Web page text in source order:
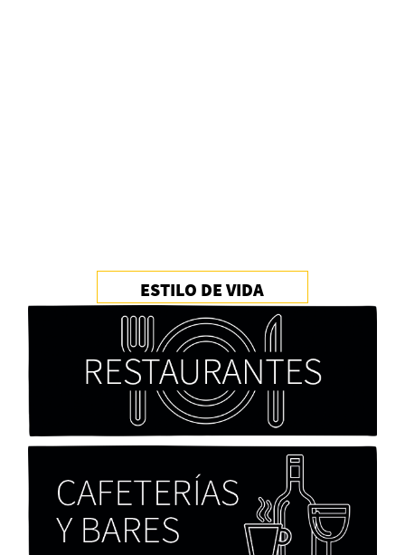
Cocaína Negra de Cristóbal Valenzuela Berríos
Paloma Pulisci
ESTILO DE VIDA